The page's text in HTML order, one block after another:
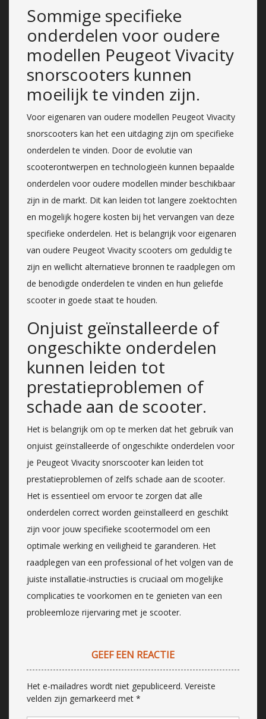
Sommige specifieke
onderdelen voor oudere
modellen Peugeot Vivacity
snorscooters kunnen
moeilijk te vinden zijn.
Voor eigenaren van oudere modellen Peugeot Vivacity
snorscooters kan het een uitdaging zijn om specifieke
onderdelen te vinden. Door de evolutie van
scooterontwerpen en technologieën kunnen bepaalde
onderdelen voor oudere modellen minder beschikbaar
zijn in de markt. Dit kan leiden tot langere zoektochten
en mogelijk hogere kosten bij het vervangen van deze
specifieke onderdelen. Het is belangrijk voor eigenaren
van oudere Peugeot Vivacity scooters om geduldig te
zijn en wellicht alternatieve bronnen te raadplegen om
de benodigde onderdelen te vinden en hun geliefde
scooter in goede staat te houden.
Onjuist geïnstalleerde of
ongeschikte onderdelen
kunnen leiden tot
prestatieproblemen of
schade aan de scooter.
Het is belangrijk om op te merken dat het gebruik van
onjuist geïnstalleerde of ongeschikte onderdelen voor
je Peugeot Vivacity snorscooter kan leiden tot
prestatieproblemen of zelfs schade aan de scooter.
Het is essentieel om ervoor te zorgen dat alle
onderdelen correct worden geïnstalleerd en geschikt
zijn voor jouw specifieke scootermodel om een
optimale werking en veiligheid te garanderen. Het
raadplegen van een professional of het volgen van de
juiste installatie-instructies is cruciaal om mogelijke
complicaties te voorkomen en te genieten van een
probleemloze rijervaring met je scooter.
GEEF EEN REACTIE
Het e-mailadres wordt niet gepubliceerd. Vereiste
velden zijn gemarkeerd met *